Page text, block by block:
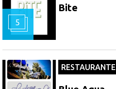
5
Bite
RESTAURANTE